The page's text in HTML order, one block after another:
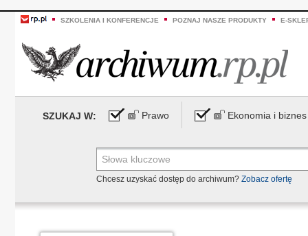
SZKOLENIA I KONFERENCJE POZNAJ NASZE PRODUKTY E-
SZUKAJ W: Prawo Ekonomia i biznes
Chcesz uzyskać dostęp do archiwum? Zobacz ofertę